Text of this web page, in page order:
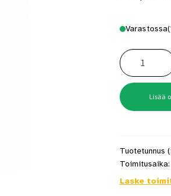
Varastossa
Lasiovi
Vihtan
KASTE
Satiini
9x21
määrä
Lisää
Tuotetunnus
Toimitusaika:
Laske